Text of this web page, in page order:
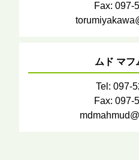
Fax: 097-
ムド マフ
Tel: 097-
Fax: 097-